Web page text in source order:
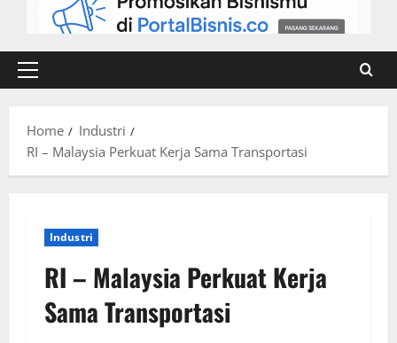
Home
Industri
RI – Malaysia Perkuat Kerja Sama Transportasi
Industri
RI – Malaysia Perkuat Kerja
Sama Transportasi